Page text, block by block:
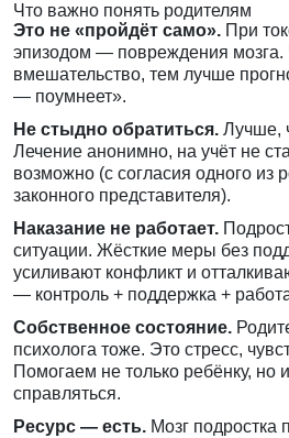
Что важно понять родителям
Это не «пройдёт само». При
эпизодом — повреждения
вмешательство, тем лучше
— поумнеет».
Не стыдно обратиться. Лучше,
Лечение анонимно, на учёт не
возможно (с согласия одного из
законного представителя).
Наказание не работает.
ситуации. Жёсткие меры без
усиливают конфликт и
— контроль + поддержка +
Собственное состояние.
психолога тоже. Это стресс,
Помогаем не только ребёнку, но
справляться.
Ресурс — есть. Мозг подростка